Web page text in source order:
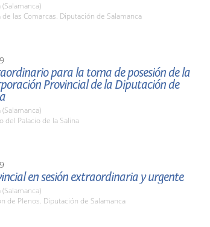
de las Comarcas. Diputación de Salamanca
para la toma de posesión de la
Provincial de la Diputación de
del Palacio de la Salina
en sesión extraordinaria y urgente
de Plenos. Diputación de Salamanca